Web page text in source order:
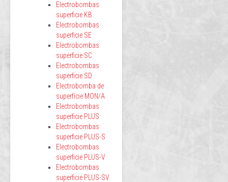
Electrobombas
superficie KB
Electrobombas
superficie SE
Electrobombas
superficie SC
Electrobombas
superficie SD
Electrobomba de
superfície MON/A
Electrobombas
superficie PLUS
Electrobombas
superficie PLUS-S
Electrobombas
superficie PLUS-V
Electrobombas
superficie PLUS-SV